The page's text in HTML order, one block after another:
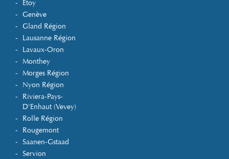
Etoy
Genève
Gland Région
Lausanne Région
Lavaux-Oron
Monthey
Morges Région
Nyon Région
Riviera-Pays-
D'Enhaut (Vevey)
Rolle Région
Rougemont
Saanen-Gstaad
Servion